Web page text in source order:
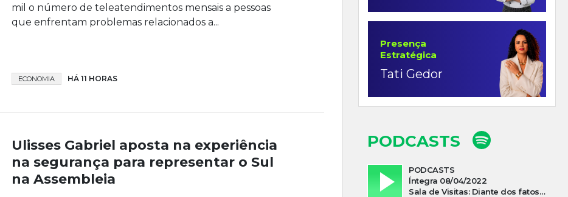
mil o número de teleatendimentos mensais a pessoas
que enfrentam problemas relacionados a...
ECONOMIA HÁ 11 HORAS
Ulisses Gabriel aposta na experiência
na segurança para representar o Sul
na Assembleia
Presença
Estratégica
Tati Gedor
PODCASTS
PODCASTS
Íntegra 08/04/2022
Sala de Visitas: Diante dos fatos que influenciam a economia o que podemos esperar de 2022